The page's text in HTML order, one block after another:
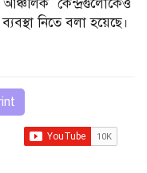
কেন্দ্রগুলোকেও
নিতে বলা হয়েছে।